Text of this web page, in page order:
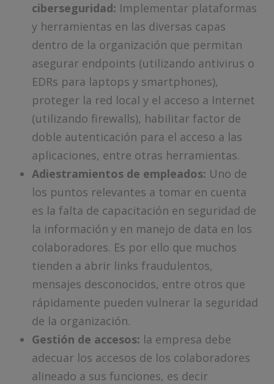
ciberseguridad: Implementar plataformas
y herramientas en las diversas capas
dentro de la organización que permitan
asegurar endpoints (utilizando antivirus o
EDRs para laptops y smartphones),
proteger la red local y el acceso a Internet
(utilizando firewalls), habilitar factor de
doble autenticación para el acceso a las
aplicaciones, entre otras herramientas.
Adiestramientos de empleados: Uno de
los puntos relevantes a tomar en cuenta
es la falta de capacitación en seguridad de
la información y en manejo de data en los
colaboradores. Es por ello que muchos
tienden a abrir links fraudulentos,
mensajes desconocidos, entre otros que
rápidamente pueden vulnerar la seguridad
de la organización.
Gestión de accesos: la empresa debe
adecuar los accesos de los colaboradores
alineado a sus funciones, es decir